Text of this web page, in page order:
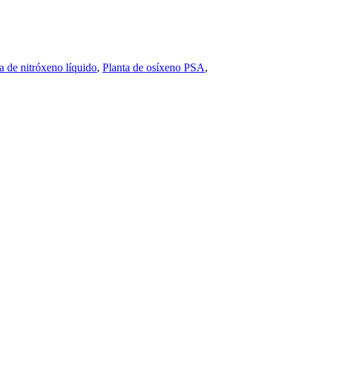
de nitróxeno líquido, Planta de osíxeno PSA,